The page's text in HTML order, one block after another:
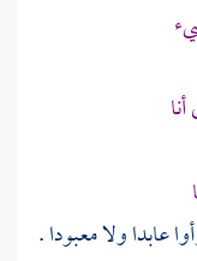
عابدا ولا معبودا .